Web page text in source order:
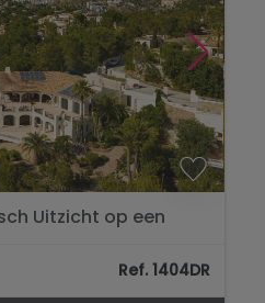
Uitzicht op een
Ref. 1404DR